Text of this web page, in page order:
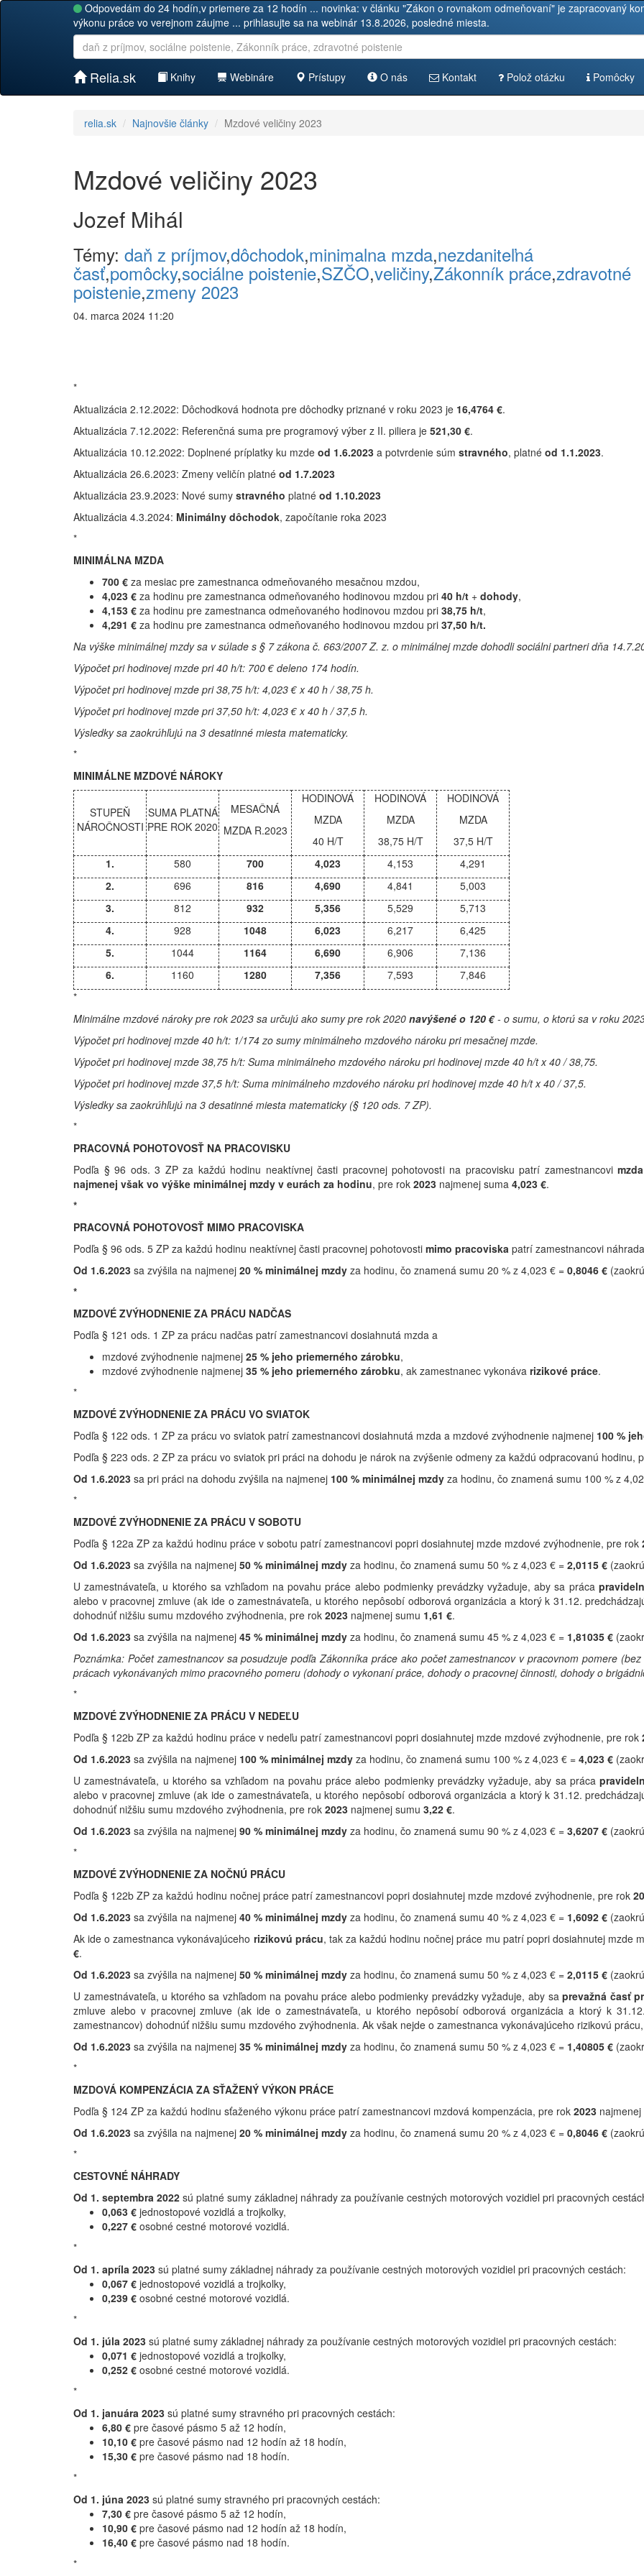
Odpovedám do 24 hodín,v priemere za 12 hodín ... novinka: v článku "Zákon o rovnakom odmeňovaní" je zapracovaný
výkonu práce vo verejnom záujme ... prihlasujte sa na webinár 13.8.2026, posledné miesta.
Relia.sk Knihy Webináre Prístupy O nás Kontakt Polož otázku Pomôcky
relia.sk Najnovšie články Mzdové veličiny 2023
Mzdové veličiny 2023
Jozef Mihál
Témy: daň z príjmov,dôchodok,minimalna mzda,nezdaniteľná
časť,pomôcky,sociálne poistenie,SZČO,veličiny,Zákonník práce,zdravotné
poistenie,zmeny 2023
04. marca 2024 11:20
*
Aktualizácia 2.12.2022: Dôchodková hodnota pre dôchodky priznané v roku 2023 je 16,4764 €.
Aktualizácia 7.12.2022: Referenčná suma pre programový výber z II. piliera je 521,30 €.
Aktualizácia 10.12.2022: Doplnené príplatky ku mzde od 1.6.2023 a potvrdenie súm stravného, platné od 1.1.2023.
Aktualizácia 26.6.2023: Zmeny veličín platné od 1.7.2023
Aktualizácia 23.9.2023: Nové sumy stravného platné od 1.10.2023
Aktualizácia 4.3.2024: Minimálny dôchodok, započítanie roka 2023
*
MINIMÁLNA MZDA
700 € za mesiac pre zamestnanca odmeňovaného mesačnou mzdou,
4,023 € za hodinu pre zamestnanca odmeňovaného hodinovou mzdou pri 40 h/t + dohody,
4,153 € za hodinu pre zamestnanca odmeňovaného hodinovou mzdou pri 38,75 h/t,
4,291 € za hodinu pre zamestnanca odmeňovaného hodinovou mzdou pri 37,50 h/t.
Na výške minimálnej mzdy sa v súlade s § 7 zákona č. 663/2007 Z. z. o minimálnej mzde dohodli sociálni partneri dňa
Výpočet pri hodinovej mzde pri 40 h/t: 700 € deleno 174 hodín.
Výpočet pri hodinovej mzde pri 38,75 h/t: 4,023 € x 40 h / 38,75 h.
Výpočet pri hodinovej mzde pri 37,50 h/t: 4,023 € x 40 h / 37,5 h.
Výsledky sa zaokrúhľujú na 3 desatinné miesta matematicky.
*
MINIMÁLNE MZDOVÉ NÁROKY
STUPEŇ
NÁROČNOSTI
SUMA PLATNÁ
PRE ROK 2020
MESAČNÁ
MZDA R.2023
HODINOVÁ
MZDA
40 H/T
HODINOVÁ
MZDA
38,75 H/T
HODINOVÁ
MZDA
37,5 H/T
1.
580 700 4,023 4,153
4,291
2.
696 816 4,690 4,841
5,003
3.
812 932 5,356 5,529
5,713
4.
928 1048 6,023 6,217
6,425
5.
1044 1164 6,690 6,906
7,136
6.
1160 1280 7,356 7,593
7,846
*
Minimálne mzdové nároky pre rok 2023 sa určujú ako sumy pre rok 2020 navýšené o 120 €- o sumu, o ktorú sa v roku
Výpočet pri hodinovej mzde 40 h/t: 1/174 zo sumy minimálneho mzdového nároku pri mesačnej mzde.
Výpočet pri hodinovej mzde 38,75 h/t: Suma minimálneho mzdového nároku pri hodinovej mzde 40 h/t x 40 / 38,75.
Výpočet pri hodinovej mzde 37,5 h/t: Suma minimálneho mzdového nároku pri hodinovej mzde 40 h/t x 40 / 37,5.
Výsledky sa zaokrúhľujú na 3 desatinné miesta matematicky (§ 120 ods. 7 ZP).
*
PRACOVNÁ POHOTOVOSŤ NA PRACOVISKU
Podľa § 96 ods. 3 ZP za každú hodinu neaktívnej časti pracovnej pohotovosti na pracovisku patrí zamestnancovi
najmenej však vo výške minimálnej mzdy v eurách za hodinu, pre rok 2023 najmenej suma 4,023 €.
*
PRACOVNÁ POHOTOVOSŤ MIMO PRACOVISKA
Podľa § 96 ods. 5 ZP za každú hodinu neaktívnej časti pracovnej pohotovosti mimo pracoviska patrí zamestnancovi
Od 1.6.2023 sa zvýšila na najmenej 20 % minimálnej mzdy za hodinu, čo znamená sumu 20 % z 4,023 € = 0,8046 €
*
MZDOVÉ ZVÝHODNENIE ZA PRÁCU NADČAS
Podľa § 121 ods. 1 ZP za prácu nadčas patrí zamestnancovi dosiahnutá mzda a
mzdové zvýhodnenie najmenej 25 % jeho priemerného zárobku,
mzdové zvýhodnenie najmenej 35 % jeho priemerného zárobku, ak zamestnanec vykonáva rizikové práce.
*
MZDOVÉ ZVÝHODNENIE ZA PRÁCU VO SVIATOK
Podľa § 122 ods. 1 ZP za prácu vo sviatok patrí zamestnancovi dosiahnutá mzda a mzdové zvýhodnenie najmenej 100 %
Podľa § 223 ods. 2 ZP za prácu vo sviatok pri práci na dohodu je nárok na zvýšenie odmeny za každú odpracovanú hodinu,
Od 1.6.2023 sa pri práci na dohodu zvýšila na najmenej 100 % minimálnej mzdy za hodinu, čo znamená sumu 100 % z
*
MZDOVÉ ZVÝHODNENIE ZA PRÁCU V SOBOTU
Podľa § 122a ZP za každú hodinu práce v sobotu patrí zamestnancovi popri dosiahnutej mzde mzdové zvýhodnenie, pre rok
Od 1.6.2023 sa zvýšila na najmenej 50 % minimálnej mzdy za hodinu, čo znamená sumu 50 % z 4,023 € = 2,0115 €
U zamestnávateľa, u ktorého sa vzhľadom na povahu práce alebo podmienky prevádzky vyžaduje, aby sa práca
alebo v pracovnej zmluve (ak ide o zamestnávateľa, u ktorého nepôsobí odborová organizácia a ktorý k 31.12.
dohodnúť nižšiu sumu mzdového zvýhodnenia, pre rok 2023 najmenej sumu 1,61 €.
Od 1.6.2023 sa zvýšila na najmenej 45 % minimálnej mzdy za hodinu, čo znamená sumu 45 % z 4,023 € = 1,81035 €
Poznámka: Počet zamestnancov sa posudzuje podľa Zákonníka práce ako počet zamestnancov v pracovnom pomere
prácach vykonávaných mimo pracovného pomeru (dohody o vykonaní práce, dohody o pracovnej činnosti, dohody o
*
MZDOVÉ ZVÝHODNENIE ZA PRÁCU V NEDEĽU
Podľa § 122b ZP za každú hodinu práce v nedeľu patrí zamestnancovi popri dosiahnutej mzde mzdové zvýhodnenie, pre rok
Od 1.6.2023 sa zvýšila na najmenej 100 % minimálnej mzdy za hodinu, čo znamená sumu 100 % z 4,023 € = 4,023 €
U zamestnávateľa, u ktorého sa vzhľadom na povahu práce alebo podmienky prevádzky vyžaduje, aby sa práca
alebo v pracovnej zmluve (ak ide o zamestnávateľa, u ktorého nepôsobí odborová organizácia a ktorý k 31.12.
dohodnúť nižšiu sumu mzdového zvýhodnenia, pre rok 2023 najmenej sumu 3,22 €.
Od 1.6.2023 sa zvýšila na najmenej 90 % minimálnej mzdy za hodinu, čo znamená sumu 90 % z 4,023 € = 3,6207 €
*
MZDOVÉ ZVÝHODNENIE ZA NOČNÚ PRÁCU
Podľa § 122b ZP za každú hodinu nočnej práce patrí zamestnancovi popri dosiahnutej mzde mzdové zvýhodnenie, pre rok
Od 1.6.2023 sa zvýšila na najmenej 40 % minimálnej mzdy za hodinu, čo znamená sumu 40 % z 4,023 € = 1,6092 €
Ak ide o zamestnanca vykonávajúceho rizikovú prácu, tak za každú hodinu nočnej práce mu patrí popri dosiahnutej mzde
€.
Od 1.6.2023 sa zvýšila na najmenej 50 % minimálnej mzdy za hodinu, čo znamená sumu 50 % z 4,023 € = 2,0115 €
U zamestnávateľa, u ktorého sa vzhľadom na povahu práce alebo podmienky prevádzky vyžaduje, aby saprevažná časť
zmluve alebo v pracovnej zmluve (ak ide o zamestnávateľa, u ktorého nepôsobí odborová organizácia a ktorý k
zamestnancov) dohodnúť nižšiu sumu mzdového zvýhodnenia. Ak však nejde o zamestnanca vykonávajúceho rizikovú
Od 1.6.2023 sa zvýšila na najmenej 35 % minimálnej mzdy za hodinu, čo znamená sumu 50 % z 4,023 € = 1,40805 €
*
MZDOVÁ KOMPENZÁCIA ZA SŤAŽENÝ VÝKON PRÁCE
Podľa § 124 ZP za každú hodinu sťaženého výkonu práce patrí zamestnancovi mzdová kompenzácia, pre rok 2023
Od 1.6.2023 sa zvýšila na najmenej 20 % minimálnej mzdy za hodinu, čo znamená sumu 20 % z 4,023 € = 0,8046 €
*
CESTOVNÉ NÁHRADY
Od 1. septembra 2022 sú platné sumy základnej náhrady za používanie cestných motorových vozidiel pri pracovných
0,063 € jednostopové vozidlá a trojkolky,
0,227 € osobné cestné motorové vozidlá.
*
Od 1. apríla 2023 sú platné sumy základnej náhrady za používanie cestných motorových vozidiel pri pracovných cestách:
0,067 € jednostopové vozidlá a trojkolky,
0,239 € osobné cestné motorové vozidlá.
*
Od 1. júla 2023 sú platné sumy základnej náhrady za používanie cestných motorových vozidiel pri pracovných cestách:
0,071 € jednostopové vozidlá a trojkolky,
0,252 € osobné cestné motorové vozidlá.
*
Od 1. januára 2023 sú platné sumy stravného pri pracovných cestách:
6,80 € pre časové pásmo 5 až 12 hodín,
10,10 € pre časové pásmo nad 12 hodín až 18 hodín,
15,30 € pre časové pásmo nad 18 hodín.
*
Od 1. júna 2023 sú platné sumy stravného pri pracovných cestách:
7,30 € pre časové pásmo 5 až 12 hodín,
10,90 € pre časové pásmo nad 12 hodín až 18 hodín,
16,40 € pre časové pásmo nad 18 hodín.
*